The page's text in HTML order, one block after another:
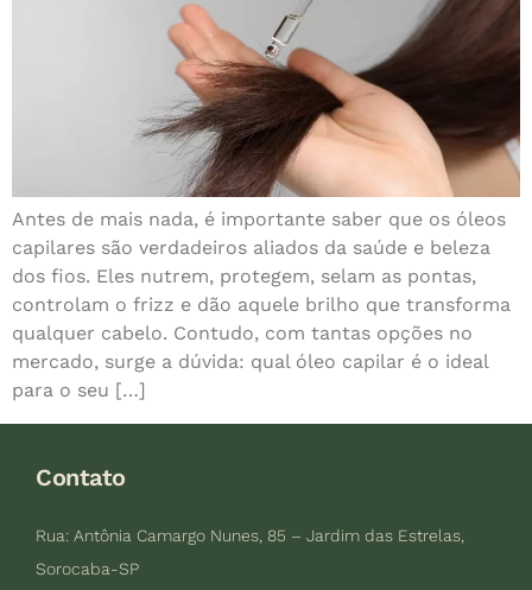
Antes de mais nada, é importante saber que os óleos
capilares são verdadeiros aliados da saúde e beleza
dos fios. Eles nutrem, protegem, selam as pontas,
controlam o frizz e dão aquele brilho que transforma
qualquer cabelo. Contudo, com tantas opções no
mercado, surge a dúvida: qual óleo capilar é o ideal
para o seu […]
Contato
Rua: Antônia Camargo Nunes, 85 – Jardim das Estrelas,
Sorocaba-SP